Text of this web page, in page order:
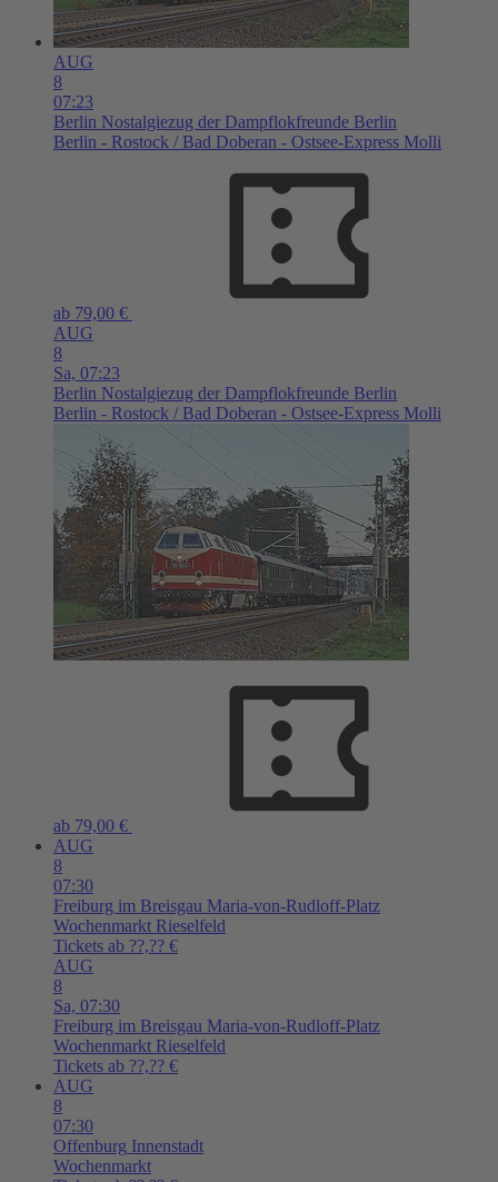
AUG
8
07:23
Berlin Nostalgiezug der Dampflokfreunde Berlin
Berlin - Rostock / Bad Doberan - Ostsee-Express Molli
ab 79,00 €
AUG
8
Sa, 07:23
Berlin Nostalgiezug der Dampflokfreunde Berlin
Berlin - Rostock / Bad Doberan - Ostsee-Express Molli
ab 79,00 €
AUG
8
07:30
Freiburg im Breisgau Maria-von-Rudloff-Platz
Wochenmarkt Rieselfeld
Tickets ab ??,?? €
AUG
8
Sa, 07:30
Freiburg im Breisgau Maria-von-Rudloff-Platz
Wochenmarkt Rieselfeld
Tickets ab ??,?? €
AUG
8
07:30
Offenburg Innenstadt
Wochenmarkt